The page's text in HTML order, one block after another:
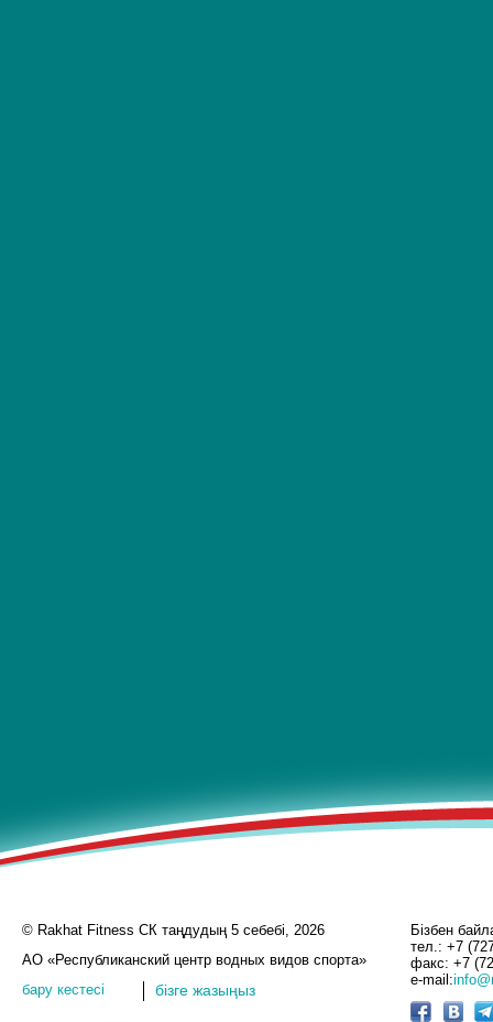
© Rakhat Fitness СК таңдудың 5 себебі, 2026
АО «Республиканский центр водных видов спорта»
бару кестесі
бізге жазыңыз
Бізбен
тел.: +7
факс: +7
e-mail: